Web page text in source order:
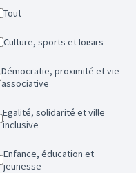
Tout
Culture, sports et loisirs
Démocratie, proximité et vie
associative
Egalité, solidarité et ville
inclusive
Enfance, éducation et
jeunesse